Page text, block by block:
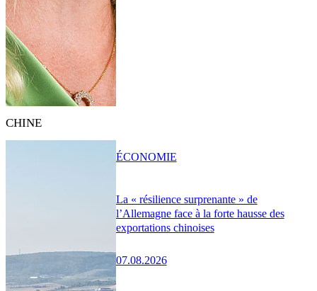
CHINE
La « résilience surprenante » de
l’Allemagne face à la forte hausse des
exportations chinoises
07.08.2026
ÉCONOMIE